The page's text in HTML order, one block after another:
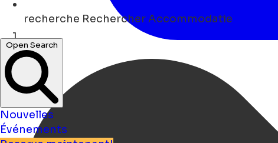
recherche Rechercher Accommodatie
Open Search
Nouvelles
Événements
Maison